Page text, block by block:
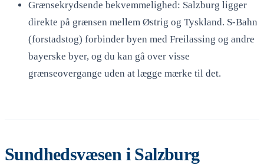
Grænsekrydsende bekvemmelighed: Salzburg ligger
direkte på grænsen mellem Østrig og Tyskland. S-Bahn
(forstadstog) forbinder byen med Freilassing og andre
bayerske byer, og du kan gå over visse
grænseovergange uden at lægge mærke til det.
Sundhedsvæsen i Salzburg